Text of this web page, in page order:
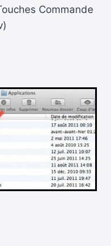
Commande